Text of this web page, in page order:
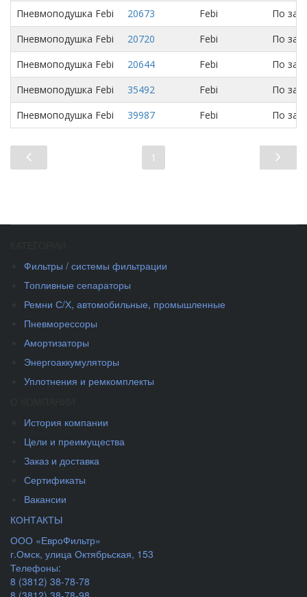
Пневмоподушка Febi
20673 Febi
По
Пневмоподушка Febi
20720 Febi
По
Пневмоподушка Febi
20644 Febi
По
Пневмоподушка Febi
35492 Febi
По
Пневмоподушка Febi
39987 Febi По
1
Фильтры / системы фильтрации
Топливные сепараторы
Ремни С/Х, автомобильные, промышленные
Пневморессоры
Амортизаторы
Энергоаккумуляторы
Уплотнения и ремкомплекты
История компании
Цели и преимущества
Заказ и доставка
Сертификаты
Вакансии
КОНТАКТЫ
ООО «ЕвроФильтр»
г.Омск, улица Октябрьская, 153
Телефоны:
8 (3812) 38-78-78